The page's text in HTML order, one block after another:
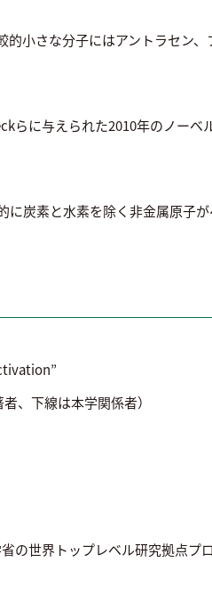
小さな分子にはアントラセン、
らに与えられた2010年のノーベ
炭素と水素を除く非金属原子
、下線は本学関係者）
の世界トップレベル研究拠点プ